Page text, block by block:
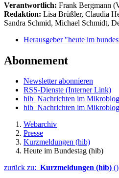
Verantwortlich: Frank Bergmann
Redaktion: Lisa Brüßler, Claudia
Sandra Schmid, Michael Schmidt,
Herausgeber "heute im
Abonnement
Newsletter abonnieren
RSS-Dienste (Interner Link)
hib_Nachrichten im
hib_Nachrichten im
Webarchiv
Presse
Kurzmeldungen (hib)
Heute im Bundestag (hib)
zurück zu: Kurzmeldungen (hib) ()